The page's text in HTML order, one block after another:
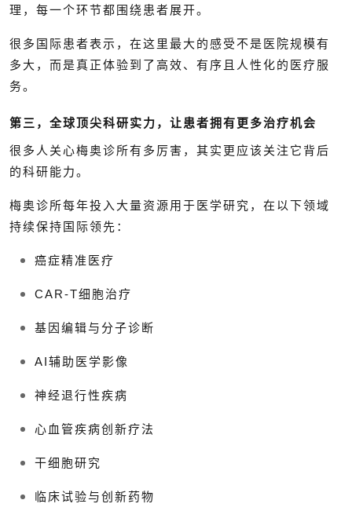
理，每一个环节都围绕患者展开。
很多国际患者表示，在这里最大的感受不是医院规模有
多大，而是真正体验到了高效、有序且人性化的医疗服
务。
第三，全球顶尖科研实力，让患者拥有更多治疗机会
很多人关心梅奥诊所有多厉害，其实更应该关注它背后
的科研能力。
梅奥诊所每年投入大量资源用于医学研究，在以下领域
持续保持国际领先：
癌症精准医疗
CAR-T细胞治疗
基因编辑与分子诊断
AI辅助医学影像
神经退行性疾病
心血管疾病创新疗法
干细胞研究
临床试验与创新药物